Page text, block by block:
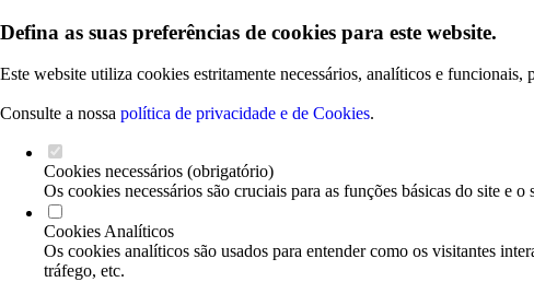
Defina as suas preferências de cookies para este website.
Este website utiliza cookies estritamente necessários, analíticos e
Consulte a nossa política de privacidade e de Cookies.
Cookies necessários (obrigatório)
Os cookies necessários são cruciais para as funções básicas do site e
Cookies Analíticos
Os cookies analíticos são usados para entender como os visitantes
tráfego, etc.